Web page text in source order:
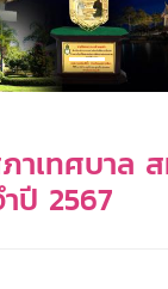
ภาเทศบาล
ปี 2567